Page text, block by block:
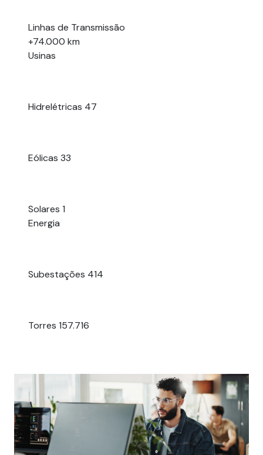
Linhas de Transmissão
+74.000 km
Usinas
Hidrelétricas 47
Eólicas 33
Solares 1
Energia
Subestações 414
Torres 157.716